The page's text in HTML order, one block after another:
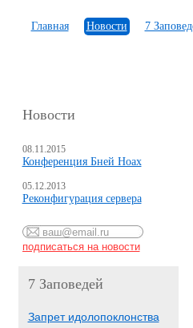
Главная Новости 7
Новости
08.11.2015
Конференция Бней Ноах
05.12.2013
Реконфигурация сервера
7 Заповедей
Запрет идолопоклонства